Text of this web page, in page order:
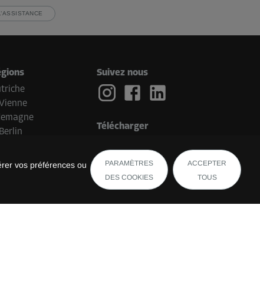
vos préférences ou
PARAMÈTRES
DES COOKIES
ACCEPTER
TOUS
Berlin
Suivez nous
Télécharger